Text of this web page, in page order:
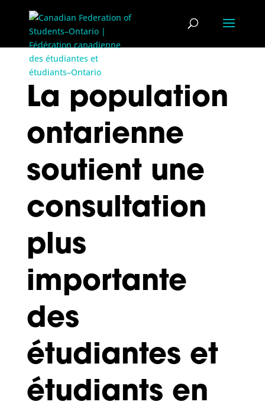
La population
ontarienne
soutient une
consultation
plus
importante
des
étudiantes et
étudiants en